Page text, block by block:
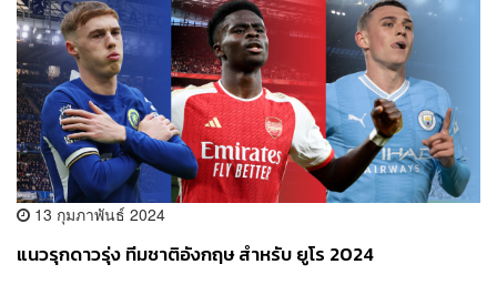
13 กุมภาพันธ์ 2024
แนวรุกดาวรุ่ง ทีมชาติอังกฤษ สำหรับ ยูโร 2024